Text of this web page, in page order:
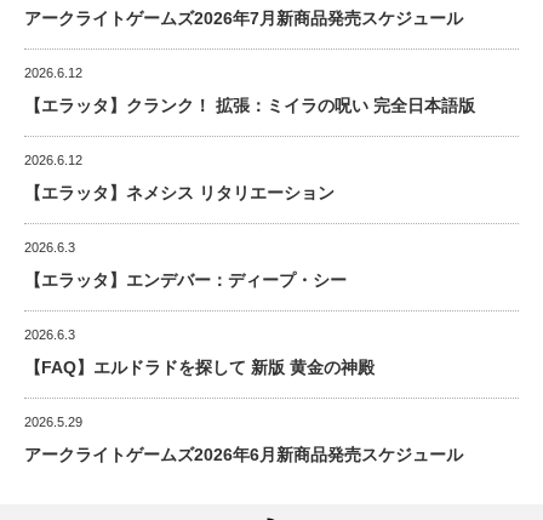
アークライトゲームズ2026年7月新商品発売スケジュール
2026.6.12
【エラッタ】クランク！ 拡張：ミイラの呪い 完全日本語版
2026.6.12
【エラッタ】ネメシス リタリエーション
2026.6.3
【エラッタ】エンデバー：ディープ・シー
2026.6.3
【FAQ】エルドラドを探して 新版 黄金の神殿
2026.5.29
アークライトゲームズ2026年6月新商品発売スケジュール